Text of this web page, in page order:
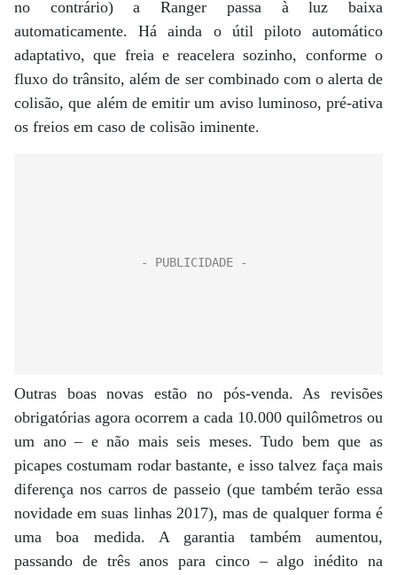
no contrário) a Ranger passa à luz baixa
automaticamente. Há ainda o útil piloto automático
adaptativo, que freia e reacelera sozinho, conforme o
fluxo do trânsito, além de ser combinado com o alerta de
colisão, que além de emitir um aviso luminoso, pré-ativa
os freios em caso de colisão iminente.
Outras boas novas estão no pós-venda. As revisões
obrigatórias agora ocorrem a cada 10.000 quilômetros ou
um ano – e não mais seis meses. Tudo bem que as
picapes costumam rodar bastante, e isso talvez faça mais
diferença nos carros de passeio (que também terão essa
novidade em suas linhas 2017), mas de qualquer forma é
uma boa medida. A garantia também aumentou,
passando de três anos para cinco – algo inédito na